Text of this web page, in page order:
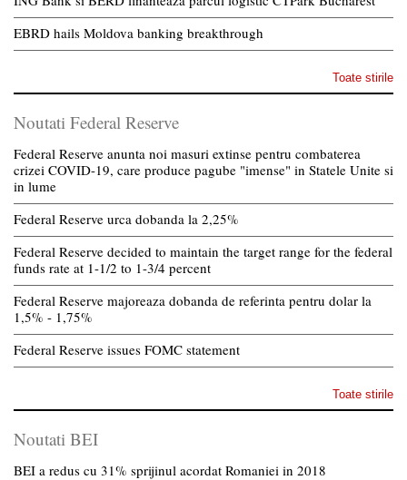
EBRD hails Moldova banking breakthrough
Toate stirile
Noutati Federal Reserve
Federal Reserve anunta noi masuri extinse pentru combaterea
crizei COVID-19, care produce pagube "imense" in Statele Unite si
in lume
Federal Reserve urca dobanda la 2,25%
Federal Reserve decided to maintain the target range for the federal
funds rate at 1-1/2 to 1-3/4 percent
Federal Reserve majoreaza dobanda de referinta pentru dolar la
1,5% - 1,75%
Federal Reserve issues FOMC statement
Toate stirile
Noutati BEI
BEI a redus cu 31% sprijinul acordat Romaniei in 2018